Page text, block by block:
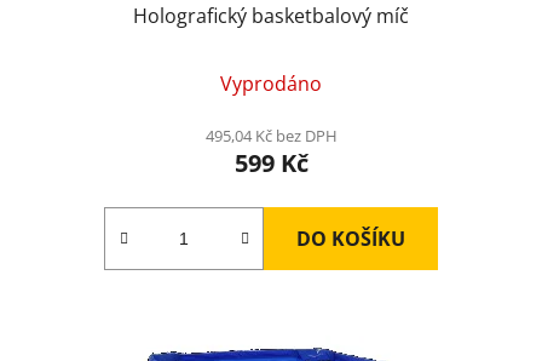
Holografický basketbalový míč
Vyprodáno
495,04 Kč bez DPH
599 Kč
DO KOŠÍKU